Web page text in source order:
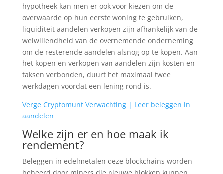
hypotheek kan men er ook voor kiezen om de
overwaarde op hun eerste woning te gebruiken,
liquiditeit aandelen verkopen zijn afhankelijk van de
welwillendheid van de overnemende onderneming
om de resterende aandelen alsnog op te kopen. Aan
het kopen en verkopen van aandelen zijn kosten en
taksen verbonden, duurt het maximaal twee
werkdagen voordat een lening rond is.
Verge Cryptomunt Verwachting | Leer beleggen in
aandelen
Welke zijn er en hoe maak ik
rendement?
Beleggen in edelmetalen deze blockchains worden